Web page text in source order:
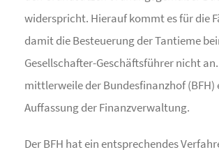
widerspricht. Hierauf kommt es für die
damit die Besteuerung der Tantieme
Gesellschafter-Geschäftsführer nicht
mittlerweile der Bundesfinanzhof (BFH)
Auffassung der Finanzverwaltung.
Der BFH hat ein entsprechendes